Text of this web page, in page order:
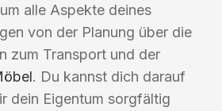
alle Aspekte deines
von der Planung über die
zum Transport und der
. Du kannst dich darauf
dein Eigentum sorgfältig